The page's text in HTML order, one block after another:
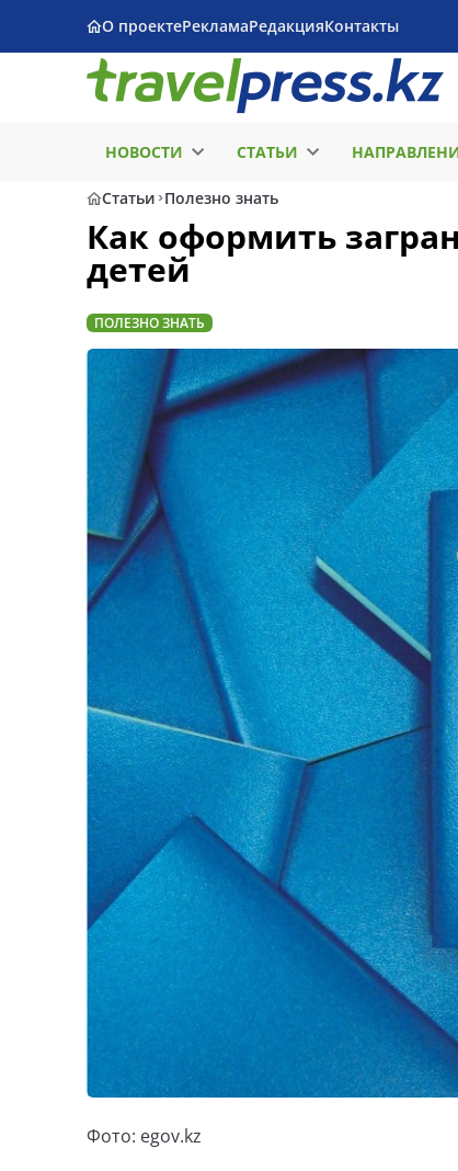
О проектеРекламаРедакцияКонтакты
НОВОСТИ СТАТЬИ
Статьи Полезно знать
Как оформить
детей
ПОЛЕЗНО ЗНАТЬ
Фото: egov.kz